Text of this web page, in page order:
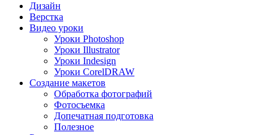
Дизайн
Верстка
Видео уроки
Уроки Photoshop
Уроки Illustrator
Уроки Indesign
Уроки CorelDRAW
Создание макетов
Обработка фотографий
Фотосъемка
Допечатная подготовка
Полезное